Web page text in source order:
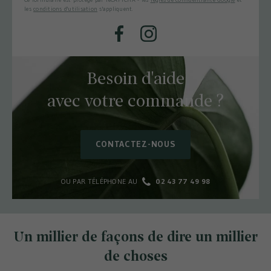
les conditions d'utilisation s'appliquent.
FacebookInstagram
Besoin d'aide
avec votre commande ?
CONTACTEZ-NOUS
OU PAR TÉLÉPHONE AU 02 43 77 49 98
Un millier de façons de dire un millier
de choses